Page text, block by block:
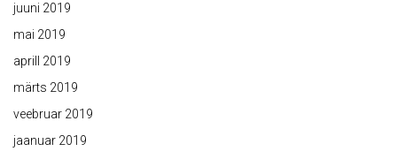
juuni 2019
mai 2019
aprill 2019
märts 2019
veebruar 2019
jaanuar 2019